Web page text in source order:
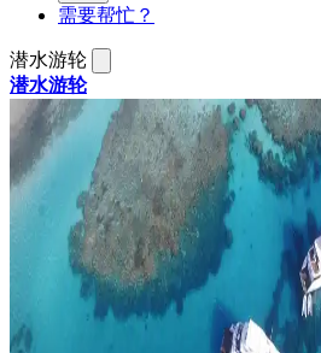
需要帮忙？
潜水游轮
潜水游轮